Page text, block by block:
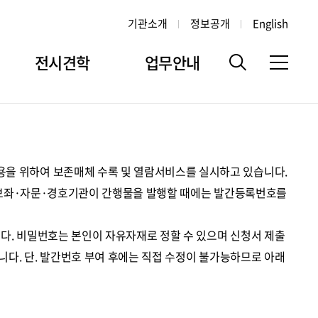
기관소개 정보공개 English
전시견학 업무안내
위하여 보존매체 수록 및 열람서비스를 실시하고 있습니다.
·자문·경호기관이 간행물을 발행할 때에는 발간등록번호를
. 비밀번호는 본인이 자유자재로 정할 수 있으며 신청서 제출
. 단. 발간번호 부여 후에는 직접 수정이 불가능하므로 아래